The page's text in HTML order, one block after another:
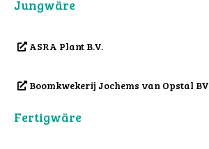
Jungwäre
ASRA Plant B.V.
Boomkwekerij Jochems van Opstal BV
Fertigwäre